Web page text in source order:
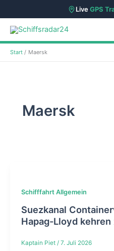
LiveGPS
Zum
Inhalt
springen
Start Maersk
Maersk
Schifffahrt Allgemein
Suezkanal
Hapag-Lloyd
Kaptain Piet / 7. Juli 2026